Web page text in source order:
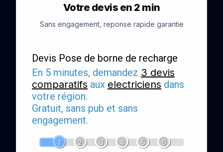
Votre devis en 2 min
Sans engagement, reponse rapide garantie
Devis Pose de borne de recharge
En 5 minutes, demandez 3 devis
comparatifs aux electriciens dans
votre région.
Gratuit, sans pub et sans
engagement.
1 2 3 4 5 6